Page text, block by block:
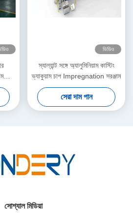
ভিডিও
স্যাল্যান্ট সঙ্গে অ্যালুমিনিয়াম কাস্টিং
ভ্যাকুয়াম চাপ Impregnation সরঞ্জাম
সেরা দাম পান
সোশ্যাল মিডিয়া